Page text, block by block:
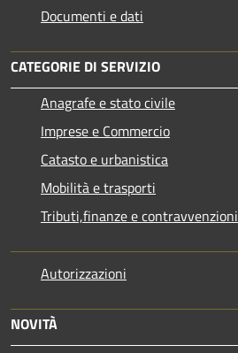
Documenti e dati
CATEGORIE DI SERVIZIO
Anagrafe e stato civile
Imprese e Commercio
Catasto e urbanistica
Mobilità e trasporti
Tributi,finanze e contravvenzioni
Autorizzazioni
NOVITÀ